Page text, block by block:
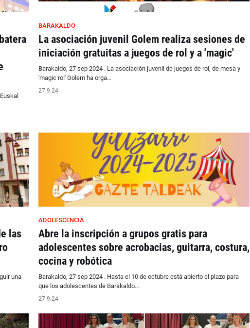
BARAKALDO
La asociación juvenil Golem realiza sesiones de
iniciación gratuitas a juegos de rol y a 'magic'
Barakaldo, 27 sep 2024 . La asociación juvenil de juegos de rol, de mesa y
'magic rol' Golem ha orga…
27.9.24
las
una
ADOLESCENCIA
Abre la inscripción a grupos gratis para
adolescentes sobre acrobacias, guitarra, costura,
cocina y robótica
Barakaldo, 27 sep 2024 . Hasta el 10 de octubre está abierto el plazo para
que los adolescentes de Barakaldo…
27.9.24